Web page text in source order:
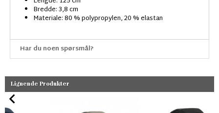
Bredde: 3,8 cm
Materiale: 80 % polypropylen, 20 % elastan
Har du noen spørsmål?
Lignende Produkter